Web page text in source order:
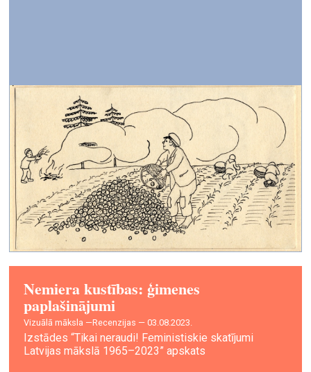
Nemiera kustības: ģimenes
paplašinājumi
vizuālā māksla —Recenzijas — 03.08.2023.
Izstādes “Tikai neraudi! Feministiskie skatījumi
Latvijas mākslā 1965–2023” apskats